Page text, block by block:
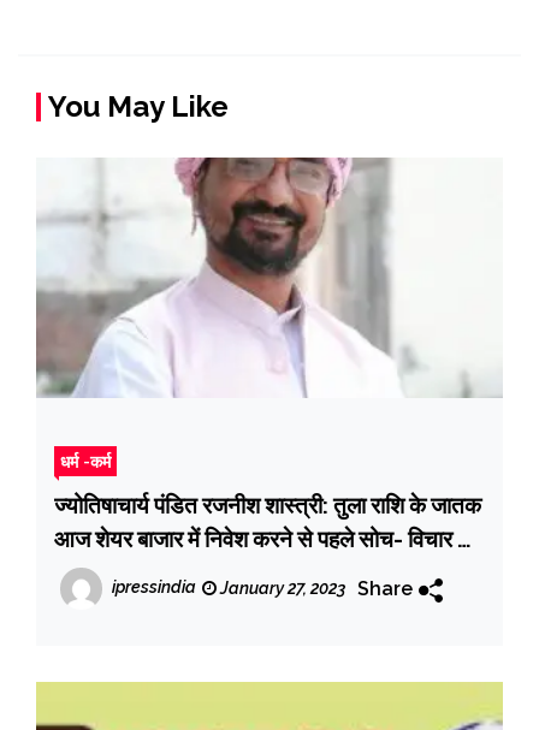
You May Like
धर्म -कर्म
ज्योतिषाचार्य पंडित रजनीश शास्त्री: तुला राशि के जातक
आज शेयर बाजार में निवेश करने से पहले सोच- विचार कर
लें, जानें अन्‍य राशियों का हाल
ipressindia January 27, 2023 Share